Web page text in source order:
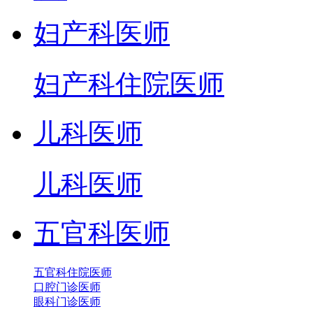
妇产科医师
妇产科住院医师
儿科医师
儿科医师
五官科医师
五官科住院医师
口腔门诊医师
眼科门诊医师